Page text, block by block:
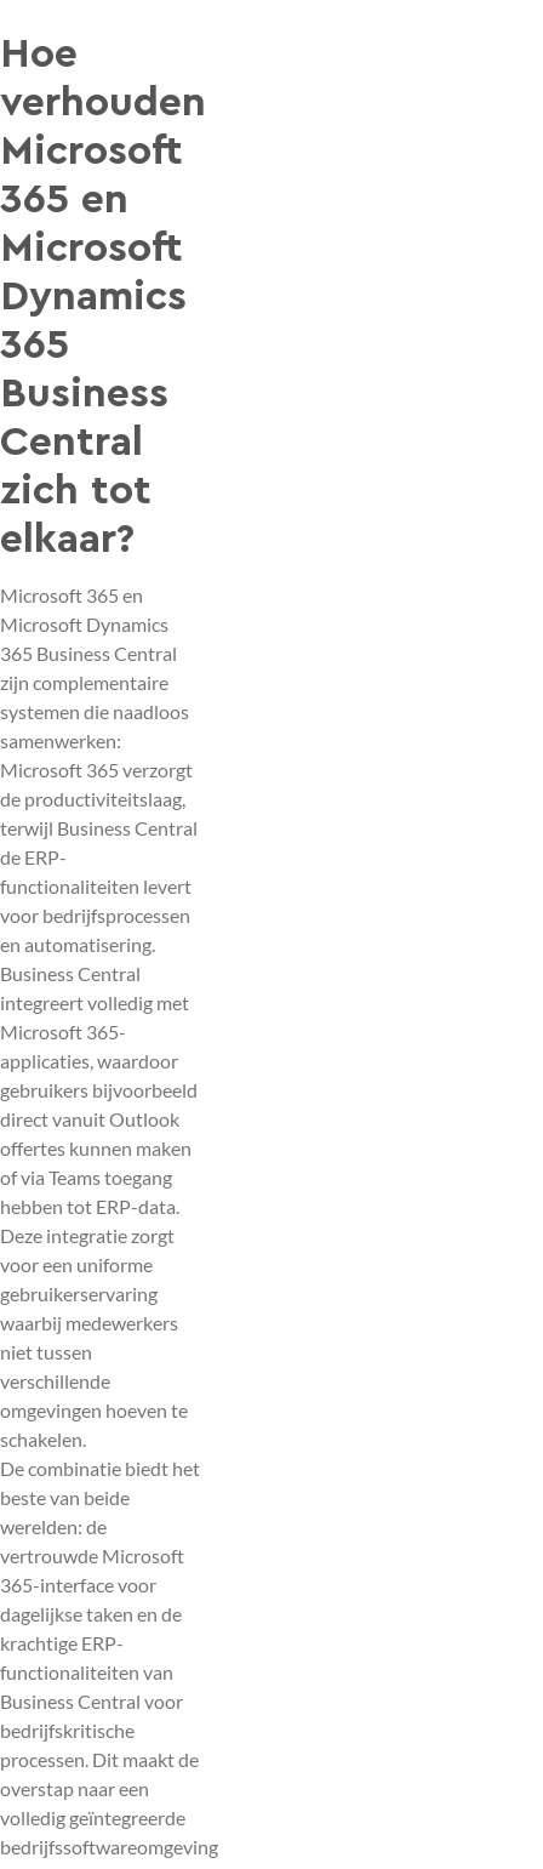
Hoe
verhouden
Microsoft
365 en
Microsoft
Dynamics
365
Business
Central
zich tot
elkaar?
Microsoft 365 en
Microsoft Dynamics
365 Business Central
zijn complementaire
systemen die naadloos
samenwerken:
Microsoft 365 verzorgt
de productiviteitslaag,
terwijl Business Central
de ERP-
functionaliteiten levert
voor bedrijfsprocessen
en automatisering.
Business Central
integreert volledig met
Microsoft 365-
applicaties, waardoor
gebruikers bijvoorbeeld
direct vanuit Outlook
offertes kunnen maken
of via Teams toegang
hebben tot ERP-data.
Deze integratie zorgt
voor een uniforme
gebruikerservaring
waarbij medewerkers
niet tussen
verschillende
omgevingen hoeven te
schakelen.
De combinatie biedt het
beste van beide
werelden: de
vertrouwde Microsoft
365-interface voor
dagelijkse taken en de
krachtige ERP-
functionaliteiten van
Business Central voor
bedrijfskritische
processen. Dit maakt de
overstap naar een
volledig geïntegreerde
bedrijfssoftwareomgeving